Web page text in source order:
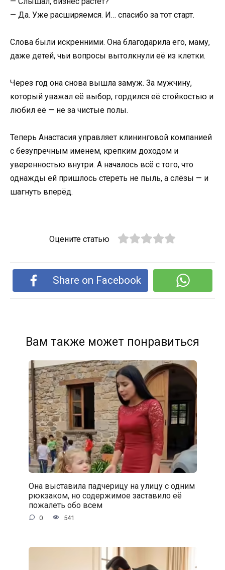
— Да. Уже расширяемся. И… спасибо за тот старт.
Слова были искренними. Она благодарила его, маму,
даже детей, чьи вопросы вытолкнули её из клетки.
Через год она снова вышла замуж. За мужчину,
который уважал её выбор, гордился её стойкостью и
любил её — не за чистые полы.
Теперь Анастасия управляет клининговой компанией
с безупречным именем, крепким доходом и
уверенностью внутри. А началось всё с того, что
однажды ей пришлось стереть не пыль, а слёзы — и
шагнуть вперёд.
Оцените статью
Share on Facebook
Вам также может понравиться
Она выставила падчерицу на улицу с одним
рюкзаком, но содержимое заставило её
пожалеть обо всем
0 541